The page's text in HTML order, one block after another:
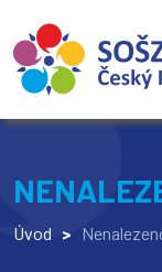
Úvod >